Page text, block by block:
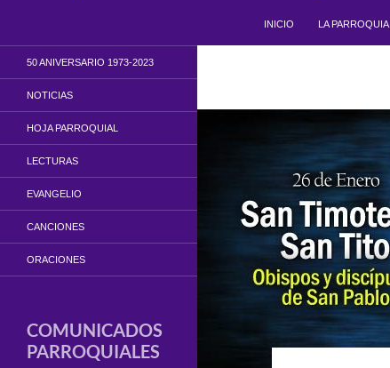
INICIO LA PARROQUIA
50 ANIVERSARIO 1973-2023
NOTICIAS
HOJA PARROQUIAL
LECTURAS
EVANGELIO
CANCIONES
ORACIONES
COMUNICADOS
PARROQUIALES